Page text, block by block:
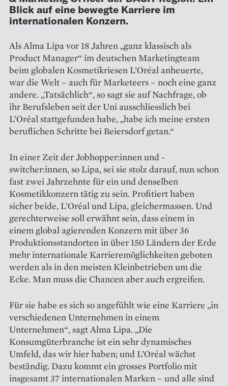
Blick auf eine bewegte Karriere im
internationalen Konzern.
Als Alma Lipa vor 18 Jahren „ganz klassisch als
Product Manager“ im deutschen Marketingteam
beim globalen Kosmetikriesen L’Oréal anheuerte,
war die Welt – auch für Marketeers – noch eine ganz
andere. „Tatsächlich“, so sagt sie auf Nachfrage, ob
ihr Berufsleben seit der Uni ausschliesslich bei
L’Oréal stattgefunden habe, „habe ich meine ersten
beruflichen Schritte bei Beiersdorf getan.“
In einer Zeit der Jobhopper:innen und -
switcher:innen, so Lipa, sei sie stolz darauf, nun schon
fast zwei Jahrzehnte für ein und denselben
Kosmetikkonzern tätig zu sein. Profitiert haben
sicher beide, L’Oréal und Lipa, gleichermassen. Und
gerechterweise soll erwähnt sein, dass einem in
einem global agierenden Konzern mit über 36
Produktionsstandorten in über 150 Ländern der Erde
mehr internationale Karrieremöglichkeiten geboten
werden als in den meisten Kleinbetrieben um die
Ecke. Man muss die Chancen aber auch ergreifen.
Für sie habe es sich so angefühlt wie eine Karriere „in
verschiedenen Unternehmen in einem
Unternehmen“, sagt Alma Lipa. „Die
Konsumgüterbranche ist ein sehr dynamisches
Umfeld, das wir hier haben; und L’Oréal wächst
beständig. Dazu kommt ein grosses Portfolio mit
insgesamt 37 internationalen Marken – und alle sind